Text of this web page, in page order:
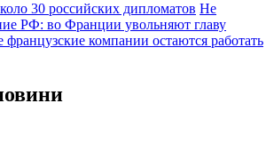
30 российских дипломатов Не
РФ: во Франции увольняют главу
французские компании остаются работать